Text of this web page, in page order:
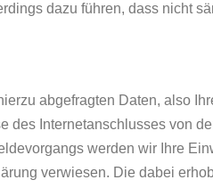
dazu führen, dass nicht
abgefragten Daten, also
Internetanschlusses von
werden wir Ihre
verwiesen. Die dabei